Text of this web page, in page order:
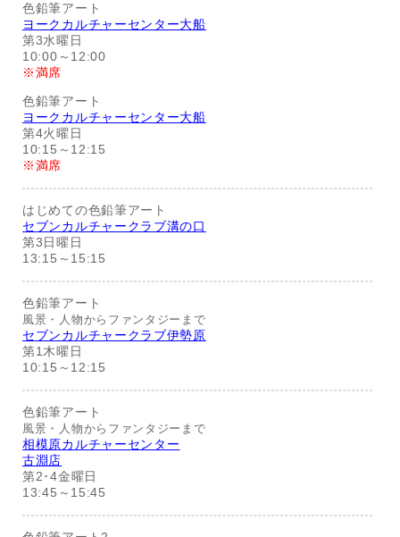
色鉛筆アート
ヨークカルチャーセンター大船
第3水曜日
10:00～12:00
※満席
色鉛筆アート
ヨークカルチャーセンター大船
第4火曜日
10:15～12:15
※満席
はじめての色鉛筆アート
セブンカルチャークラブ溝の口
第3日曜日
13:15～15:15
色鉛筆アート
風景・人物からファンタジーまで
セブンカルチャークラブ伊勢原
第1木曜日
10:15～12:15
色鉛筆アート
風景・人物からファンタジーまで
相模原カルチャーセンター
古淵店
第2･4金曜日
13:45～15:45